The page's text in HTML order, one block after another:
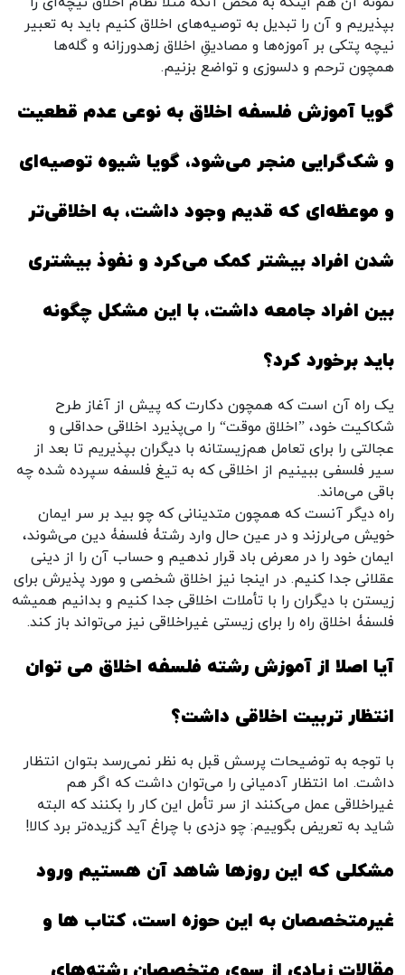
بپذیریم و آن را تبدیل به توصیه‌های اخلاق کنیم باید به تعبیر
نیچه پتکی بر آموزه‌ها و مصادیقِ اخلاق زهدورزانه و گله‌ها
همچون ترحم و دلسوزی و تواضع بزنیم.
گویا آموزش فلسفه اخلاق به نوعی عدم قطعیت
و شک‌گرایی منجر می‌شود، گویا شیوه توصیه‌ای
و موعظه‌ای که قدیم وجود داشت، به اخلاقی‌تر
شدن افراد بیشتر کمک می‌کرد و نفوذ بیشتری
بین افراد جامعه داشت، با این مشکل چگونه
باید برخورد کرد؟
یک راه آن است که همچون دکارت که پیش از آغاز طرح
شکاکیت خود، ”اخلاق موقت“ را می‌پذیرد اخلاقی حداقلی و
عجالتی را برای تعامل هم‌زیستانه با دیگران بپذیریم تا بعد از
سیر فلسفی ببینیم از اخلاقی که به تیغ فلسفه سپرده شده چه
باقی می‌ماند.
راه دیگر آنست که همچون متدینانی که چو بید بر سر ایمان
خویش می‌لرزند و در عین حال وارد رشتۀ فلسفۀ دین می‌شوند،
ایمان خود را در معرض باد قرار ندهیم و حساب آن را از دینی
عقلانی جدا کنیم. در اینجا نیز اخلاق شخصی و مورد پذیرش برای
زیستن با دیگران را با تأملات اخلاقی جدا کنیم و بدانیم همیشه
فلسفۀ اخلاق راه را برای زیستی غیراخلاقی نیز می‌تواند باز کند.
آیا اصلا از آموزش رشته فلسفه اخلاق می توان
انتظار تربیت اخلاقی داشت؟
با توجه به توضیحات پرسش قبل به نظر نمی‌رسد بتوان انتظار
داشت. اما انتظار آدمیانی را می‌توان داشت که اگر هم
غیراخلاقی عمل می‌کنند از سر تأمل این کار را بکنند که البته
شاید به تعریض بگوییم: چو دزدی با چراغ آید گزیده‌تر برد کالا!
مشکلی که این روزها شاهد آن هستیم ورود
غیرمتخصصان به این حوزه است، کتاب ها و